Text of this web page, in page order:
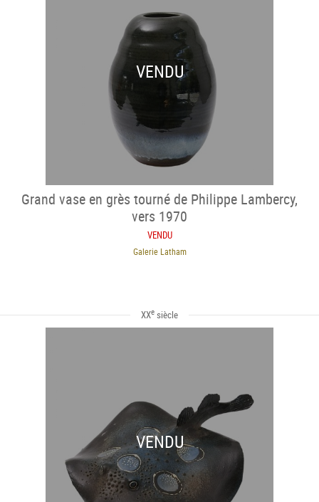
VENDU
Grand vase en grès tourné de Philippe Lambercy,
vers 1970
VENDU
Galerie Latham
XXe siècle
VENDU